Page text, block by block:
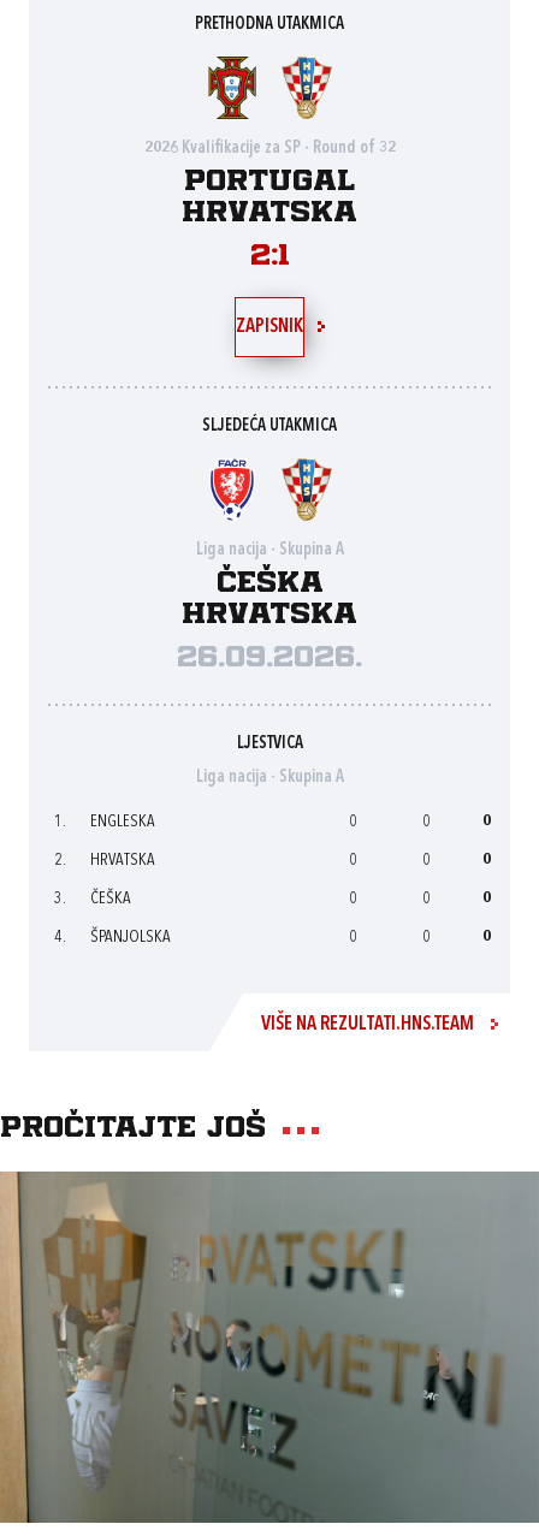
PRETHODNA UTAKMICA
2026 Kvalifikacije za SP - Round of 32
Portugal
Hrvatska
2:1
ZAPISNIK
SLJEDEĆA UTAKMICA
Liga nacija - Skupina A
Češka
Hrvatska
26.09.2026.
LJESTVICA
Liga nacija - Skupina A
1. ENGLESKA 0 0 0
2. HRVATSKA 0 0 0
3. ČEŠKA 0 0 0
4. ŠPANJOLSKA 0 0 0
VIŠE NA REZULTATI.HNS.TEAM
Pročitajte još